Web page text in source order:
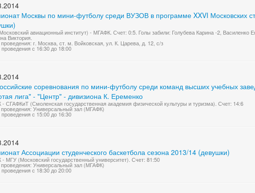
Москвы по мини-футболу среди ВУЗОВ в программе XXVI Московских
авиационный институт) - МГАФК. Счет: 0:5. Голы забили: Голубева Карина -2, Василенко
Виктория.
г. Москва, ст. м. Войковская, ул. К. Царева, д. 12, с/з
с 16:30 до 18:00
соревнования по мини-футболу среди команд высших учебных
лига" - "Центр" - дивизиона К. Еременко
СГАФКиТ (Смоленская государственная академия физической культуры и туризма). Счет: 14:6
Универсальный зал (МГАФК)
с 15:00 до 16:30
Ассоциации студенческого баскетбола сезона 2013/14 (девушки)
МГУ (Московский государственный университет). Счет: 81:50
Универсальный зал (МГАФК)
с 18:30 до 20:00